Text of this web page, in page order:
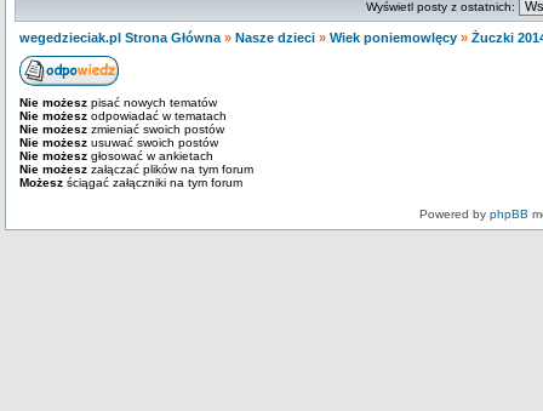
Wyświetl posty z ostatnich:
wegedzieciak.pl Strona Główna » Nasze dzieci » Wiek poniemowlęcy » Żuczki
Nie możesz pisać nowych tematów
Nie możesz odpowiadać w tematach
Nie możesz zmieniać swoich postów
Nie możesz usuwać swoich postów
Nie możesz głosować w ankietach
Nie możesz załączać plików na tym forum
Możesz ściągać załączniki na tym forum
Powered by phpBB